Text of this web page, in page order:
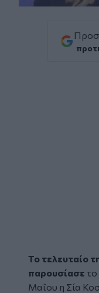
Το τελευταίο
παρουσίασε
Μαΐου η Σία